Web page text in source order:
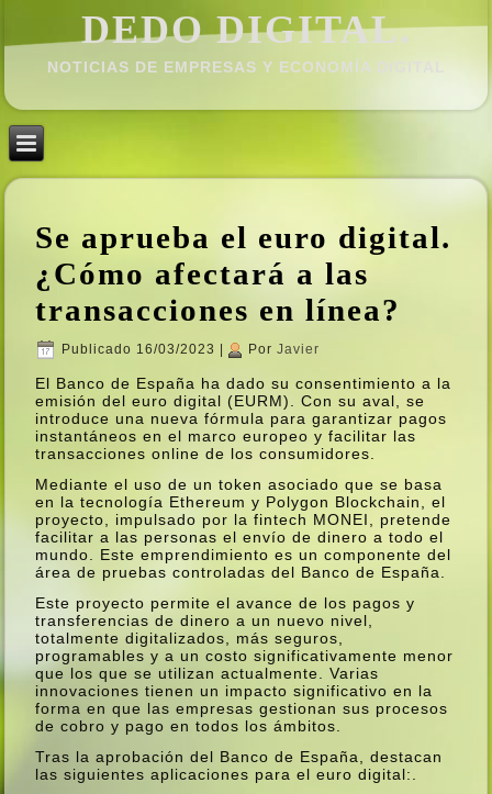
DEDO DIGITAL.
NOTICIAS DE EMPRESAS Y ECONOMÍ­A DIGITAL
Se aprueba el euro digital.
¿Cómo afectará a las
transacciones en lí­nea?
Publicado 16/03/2023 Por Javier
El Banco de España ha dado su consentimiento a la
emisión del euro digital (EURM). Con su aval, se
introduce una nueva fórmula para garantizar pagos
instantáneos en el marco europeo y facilitar las
transacciones online de los consumidores.
Mediante el uso de un token asociado que se basa
en la tecnologí­a Ethereum y Polygon Blockchain, el
proyecto, impulsado por la fintech MONEI, pretende
facilitar a las personas el enví­o de dinero a todo el
mundo. Este emprendimiento es un componente del
área de pruebas controladas del Banco de España.
Este proyecto permite el avance de los pagos y
transferencias de dinero a un nuevo nivel,
totalmente digitalizados, más seguros,
programables y a un costo significativamente menor
que los que se utilizan actualmente. Varias
innovaciones tienen un impacto significativo en la
forma en que las empresas gestionan sus procesos
de cobro y pago en todos los ámbitos.
Tras la aprobación del Banco de España, destacan
las siguientes aplicaciones para el euro digital:.